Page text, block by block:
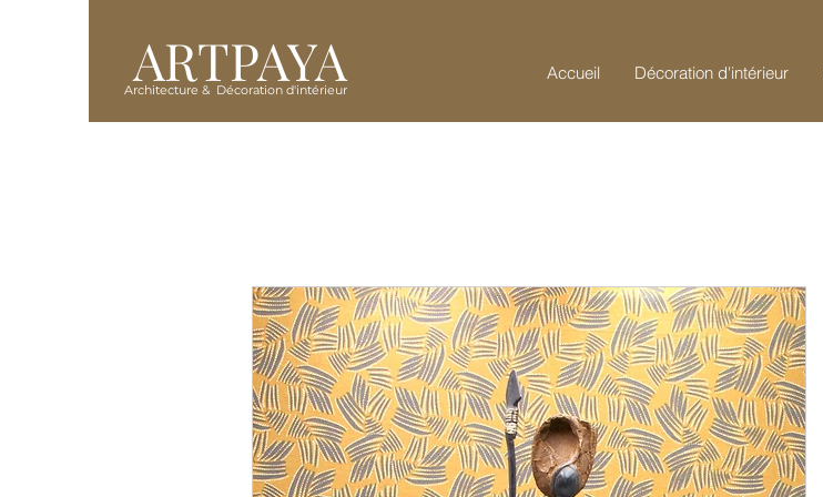
Accueil Décoration d'intérieur
Architecture & Décoration d'intérieur
ARTPAYA